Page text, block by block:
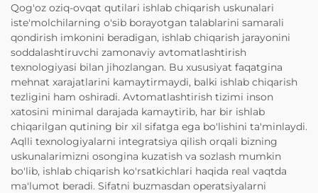
Qog'oz oziq-ovqat qutilari ishlab chiqarish uskunalari
iste'molchilarning o'sib borayotgan talablarini samarali
qondirish imkonini beradigan, ishlab chiqarish jarayonini
soddalashtiruvchi zamonaviy avtomatlashtirish
texnologiyasi bilan jihozlangan. Bu xususiyat faqatgina
mehnat xarajatlarini kamaytirmaydi, balki ishlab chiqarish
tezligini ham oshiradi. Avtomatlashtirish tizimi inson
xatosini minimal darajada kamaytirib, har bir ishlab
chiqarilgan qutining bir xil sifatga ega bo'lishini ta'minlaydi.
Aqlli texnologiyalarni integratsiya qilish orqali bizning
uskunalarimizni osongina kuzatish va sozlash mumkin
bo'lib, ishlab chiqarish ko'rsatkichlari haqida real vaqtda
ma'lumot beradi. Sifatni buzmasdan operatsiyalarni